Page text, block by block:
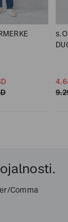
Comma